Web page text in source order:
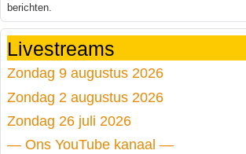
berichten.
Livestreams
Zondag 9 augustus 2026
Zondag 2 augustus 2026
Zondag 26 juli 2026
— Ons YouTube kanaal —